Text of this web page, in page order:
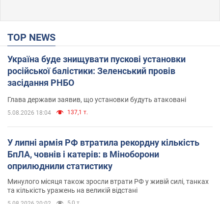
TOP NEWS
Україна буде знищувати пускові установки
російської балістики: Зеленський провів
засідання РНБО
Глава держави заявив, що установки будуть атаковані
5.08.2026 18:04 137,1 т.
У липні армія РФ втратила рекордну кількість
БпЛА, човнів і катерів: в Міноборони
оприлюднили статистику
Минулого місяця також зросли втрати РФ у живій силі, танках
та кількість уражень на великій відстані